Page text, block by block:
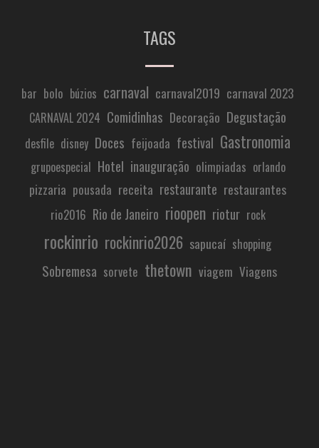
TAGS
bar bolo búzios carnaval carnaval2019 carnaval 2023
CARNAVAL 2024 Comidinhas Decoração Degustação
desfile disney Doces feijoada festival Gastronomia
grupoespecial Hotel inauguração olimpiadas orlando
pizzaria pousada receita restaurante restaurantes
rio2016 Rio de Janeiro rioopen riotur rock
rockinrio rockinrio2026 sapucaí shopping
Sobremesa sorvete thetown viagem Viagens